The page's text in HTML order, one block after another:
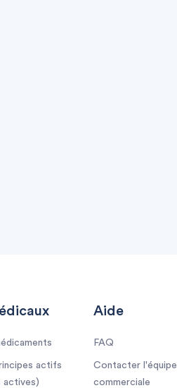
actifs
actives)
Aide
FAQ
Contacter l'équipe
commerciale